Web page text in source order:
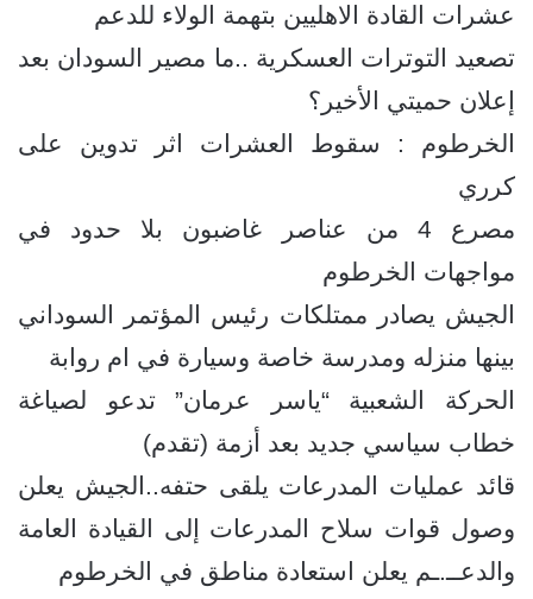
عشرات القادة الاهليين بتهمة الولاء للدعم
تصعيد التوترات العسكرية ..ما مصير السودان بعد
إعلان حميتي الأخير؟
الخرطوم : سقوط العشرات اثر تدوين على
كرري
مصرع 4 من عناصر غاضبون بلا حدود في
مواجهات الخرطوم
الجيش يصادر ممتلكات رئيس المؤتمر السوداني
بينها منزله ومدرسة خاصة وسيارة في ام روابة
الحركة الشعبية “ياسر عرمان” تدعو لصياغة
خطاب سياسي جديد بعد أزمة (تقدم)
قائد عمليات المدرعات يلقى حتفه..الجيش يعلن
وصول قوات سلاح المدرعات إلى القيادة العامة
والدعــ.ـم يعلن استعادة مناطق في الخرطوم